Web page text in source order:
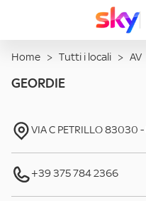
Home > Tutti i locali > AV
GEORDIE
VIA C PETRILLO83030 -
+39 375 784 2366